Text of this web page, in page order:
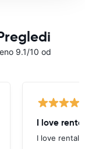
9.1/10 od
I love
I love rental